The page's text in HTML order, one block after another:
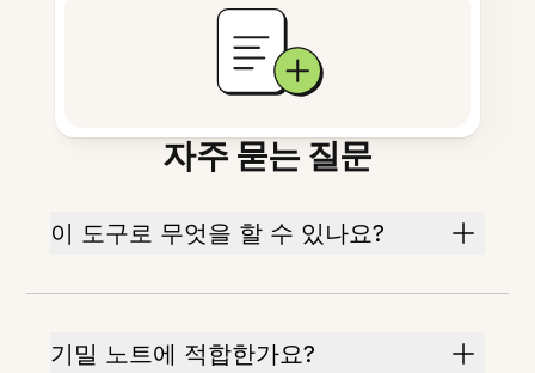
자주 묻는 질문
이 도구로 무엇을 할 수 있나요?
기밀 노트에 적합한가요?